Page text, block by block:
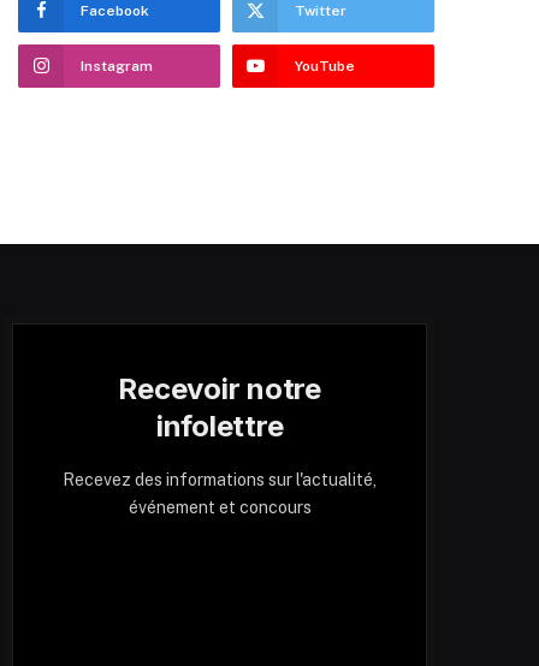
Facebook Twitter
Instagram YouTube
Recevoir notre
infolettre
Recevez des informations sur l'actualité,
événement et concours